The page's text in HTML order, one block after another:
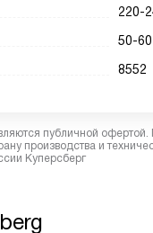
220-
50-60
8552
публичной
производства и
Куперсберг